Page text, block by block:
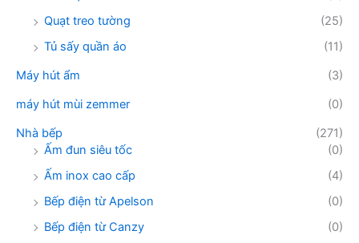
Quạt treo tường
(25)
Tủ sấy quần áo
(11)
Máy hút ẩm
(3)
máy hút mùi zemmer
(0)
Nhà bếp
(271)
Ấm đun siêu tốc
(0)
Ấm inox cao cấp
(4)
Bếp điện từ Apelson
(0)
Bếp điện từ Canzy
(0)